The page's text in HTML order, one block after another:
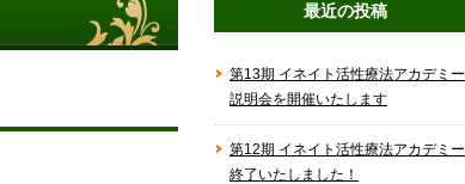
最近の投稿
第13期 イネイト活性療法アカデミー
説明会を開催いたします
第12期 イネイト活性療法アカデミー
終了いたしました！